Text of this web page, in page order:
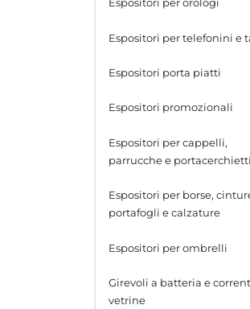
Espositori per orologi
Espositori per telefonini e
Espositori porta piatti
Espositori promozionali
Espositori per cappelli,
parrucche e portacerchietti
Espositori per cappelli
parrucche
Espositori per borse,
portafogli e calzature
Espositori per borse
Espositori per cinture
Espositori per ombrelli
Girevoli a batteria e
vetrine